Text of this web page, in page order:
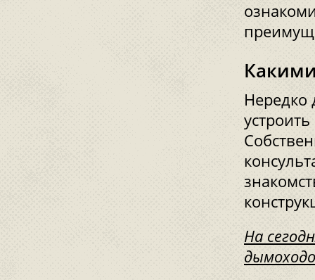
Нередко
На